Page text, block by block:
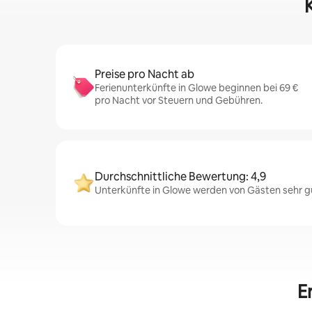
Preise pro Nacht ab
Ferienunterkünfte in Glowe beginnen bei 69 €
pro Nacht vor Steuern und Gebühren.
Durchschnittliche Bewertung: 4,9
Unterkünfte in Glowe werden von Gästen sehr